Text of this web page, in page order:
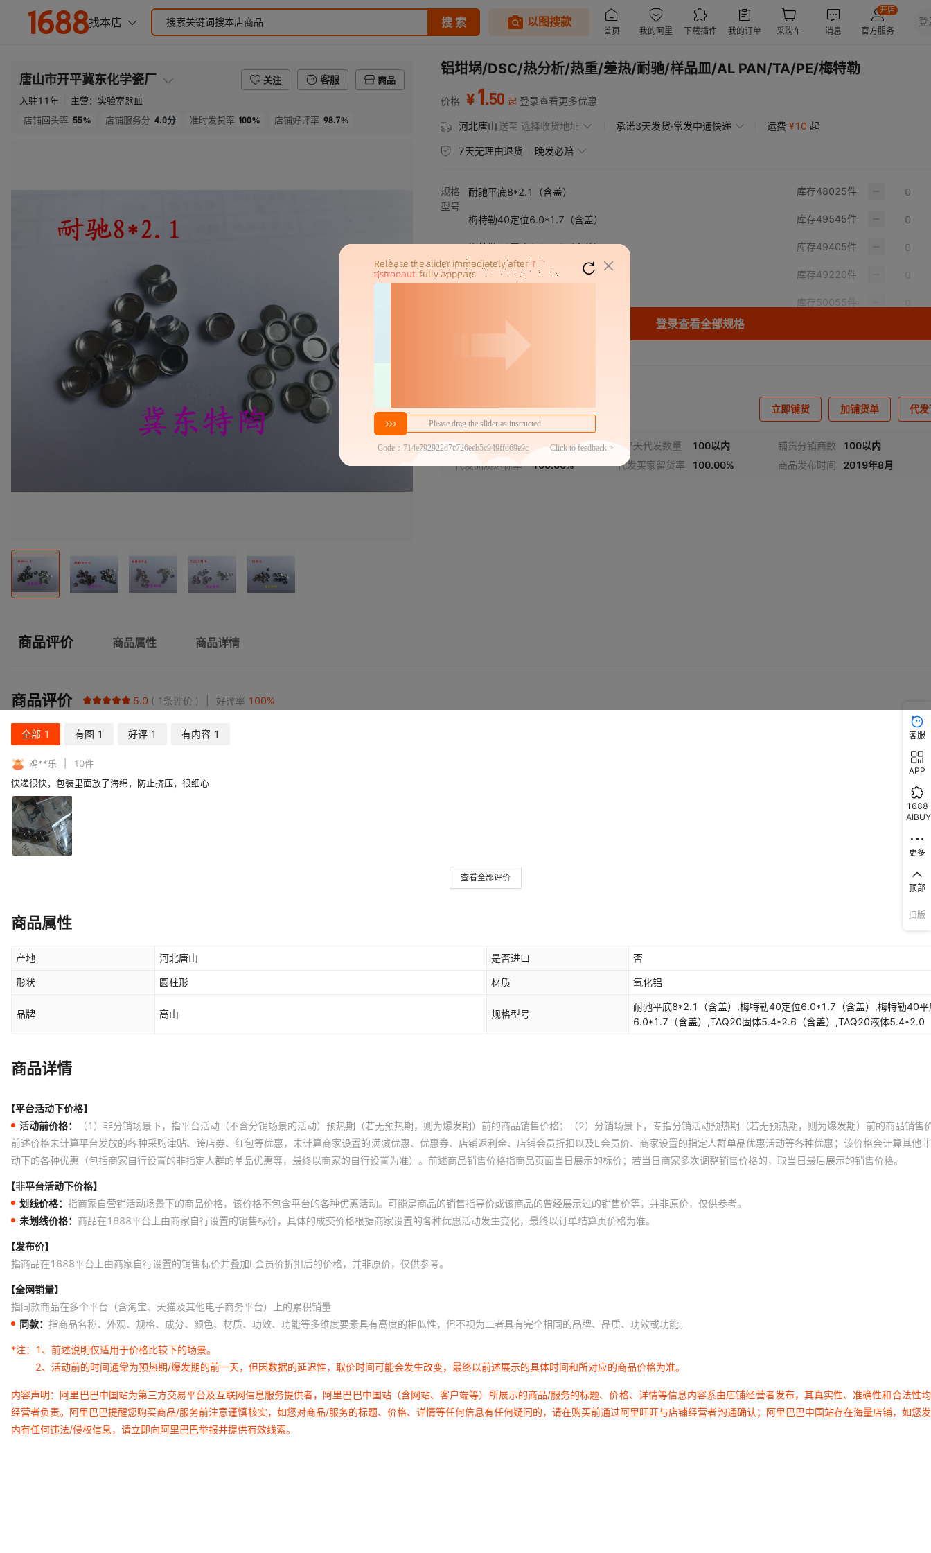
唐山市开平冀东化学瓷厂 关注 客服
商品
入驻11年 主营： 实验室器皿
店铺回头率 55% 店铺服务分 4.0分 准时发货率 100% 店铺好评率 98.7%
铝坩埚/DSC/热分析/热重/差热/耐驰/样品皿/AL PAN/TA/PE/梅特勒
价格 ¥1.50 起 登录查看更多优惠
河北唐山 送至 选择收货地址 承诺3天发货·常发中通快递 运费 ¥10 起
7天无理由退货 晚发必赔
规格
型号
耐驰平底8*2.1（含盖） 库存48025件
梅特勒40定位6.0*1.7（含盖） 库存49545件
梅特勒40平底6.0*1.7（含盖） 库存49405件
TAQ20固体5.4*2.6（含盖） 库存49220件
库存50055件
TAQ10固体6.65*1.7（含盖）
TAQ10液体6.8*2.7（含盖）
美国PE液体4.7*1.3（含盖） 库存 50055件
库存42515件
盈诺国产5*4 库存46135件
登录查看全部规格
1件价格￥1.5 官方仓退货 立即铺货 加铺货单 代
近30天代发数量 100以内 近7天代发数量 100以内 铺货分销商数
100以内
代发品质达标率
100.00% 代发买家留货率 100.00% 商品发布时间 2019年8月
商品评价 商品属性 商品详情
商品评价 5.0 1 条评价 好评率 100%
全部 1 有图 1 好评 1 有内容 1
鸡**乐 10件
快递很快，包装里面放了海绵，防止挤压，很细心
查看全部评价
商品属性
产地 河北唐山 是否进口 否
形状 圆柱形 材质 氧化铝
品牌 高山 规格型号
耐驰平底8*2.1（含盖）,梅特勒40定位6.0*1.7（含盖）,梅特勒40平
6.0*1.7（含盖）,TAQ20固体5.4*2.6（含盖）,TAQ20液体5.4*2.0
商品详情
【平台活动下价格】
活动前价格：
（1）非分销场景下，指平台活动（不含分销场景的活动）预热期（若无预热期，则为爆发期）前的商品销售价格；（2）分销场景下，专指分销活动预热期（若无预热期，则为爆发期）前的商品销售
前述价格未计算平台发放的各种采购津贴、跨店券、红包等优惠，未计算商家设置的满减优惠、优惠券、店铺返利金、店铺会员折扣以及L会员价、商家设置的指定人群单品优惠活动等各种优惠；该价格会计算其他
动下的各种优惠（包括商家自行设置的非指定人群的单品优惠等，最终以商家的自行设置为准）。前述商品销售价格指商品页面当日展示的标价；若当日商家多次调整销售价格的，取当日最后展示的销售价格。
【非平台活动下价格】
划线价格： 指商家自营销活动场景下的商品价格，该价格不包含平台的各种优惠活动。可能是商品的销售指导价或该商品的曾经展示过的销售价等，并非原价，仅供参考。
未划线价格： 商品在1688平台上由商家自行设置的销售标价，具体的成交价格根据商家设置的各种优惠活动发生变化，最终以订单结算页价格为准。
【发布价】
指商品在1688平台上由商家自行设置的销售标价并叠加L会员价折扣后的价格，并非原价，仅供参考。
【全网销量】
指同款商品在多个平台（含淘宝、天猫及其他电子商务平台）上的累积销量
同款： 指商品名称、外观、规格、成分、颜色、材质、功效、功能等多维度要素具有高度的相似性，但不视为二者具有完全相同的品牌、品质、功效或功能。
*注：
1、前述说明仅适用于价格比较下的场景。
2、活动前的时间通常为预热期/爆发期的前一天，但因数据的延迟性，取价时间可能会发生改变，最终以前述展示的具体时间和所对应的商品价格为准。
内容声明：阿里巴巴中国站为第三方交易平台及互联网信息服务提供者，阿里巴巴中国站（含网站、客户端等）所展示的商品/服务的标题、价格、详情等信息内容系由店铺经营者发布，其真实性、准确性和合法性
经营者负责。阿里巴巴提醒您购买商品/服务前注意谨慎核实，如您对商品/服务的标题、价格、详情等任何信息有任何疑问的，请在购买前通过阿里旺旺与店铺经营者沟通确认；阿里巴巴中国站存在海量店铺，如您
内有任何违法/侵权信息，请立即向阿里巴巴举报并提供有效线索。
客服
APP
1688
AIBUY
更多
顶部
旧版